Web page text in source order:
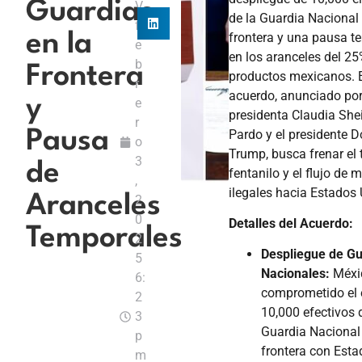
Guardias
en la
Frontera
y
Pausa
de
Aranceles
Temporales
V
f
e
b
r
e
r
o
3
,
2
0
2
5
6:
2
3
p
m
de la Guardia Nacional
frontera y una pausa
en los aranceles del
productos mexicanos.
acuerdo, anunciado
presidenta Claudia
Pardo y el presidente
Trump, busca frenar el
fentanilo y el flujo de
ilegales hacia Estados
Detalles del Acuerdo:
Despliegue de
Nacionales:
comprometido el
10,000 efectivos
Guardia
frontera con